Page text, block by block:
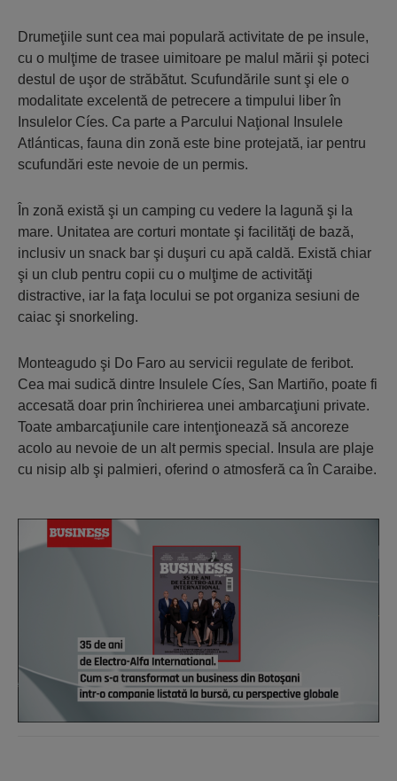
Drumeţiile sunt cea mai populară activitate de pe insule,
cu o mulţime de trasee uimitoare pe malul mării şi poteci
destul de uşor de străbătut. Scufundările sunt şi ele o
modalitate excelentă de petrecere a timpului liber în
Insulelor Cíes. Ca parte a Parcului Naţional Insulele
Atlánticas, fauna din zonă este bine protejată, iar pentru
scufundări este nevoie de un permis.
În zonă există şi un camping cu vedere la lagună şi la
mare. Unitatea are corturi montate şi facilităţi de bază,
inclusiv un snack bar şi duşuri cu apă caldă. Există chiar
şi un club pentru copii cu o mulţime de activităţi
distractive, iar la faţa locului se pot organiza sesiuni de
caiac şi snorkeling.
Monteagudo şi Do Faro au servicii regulate de feribot.
Cea mai sudică dintre Insulele Cíes, San Martiño, poate fi
accesată doar prin închirierea unei ambarcaţiuni private.
Toate ambarcaţiunile care intenţionează să ancoreze
acolo au nevoie de un alt permis special. Insula are plaje
cu nisip alb şi palmieri, oferind o atmosferă ca în Caraibe.